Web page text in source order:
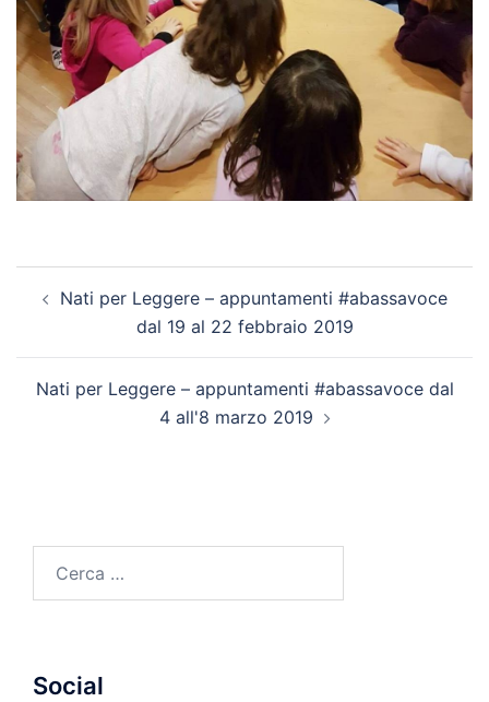
articolo
Nati per Leggere – appuntamenti #abassavoce
dal 19 al 22 febbraio 2019
Nati per Leggere – appuntamenti #abassavoce dal
4 all'8 marzo 2019
Social